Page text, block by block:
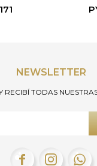
NEWSLETTER
RECIBÍ TODAS
  